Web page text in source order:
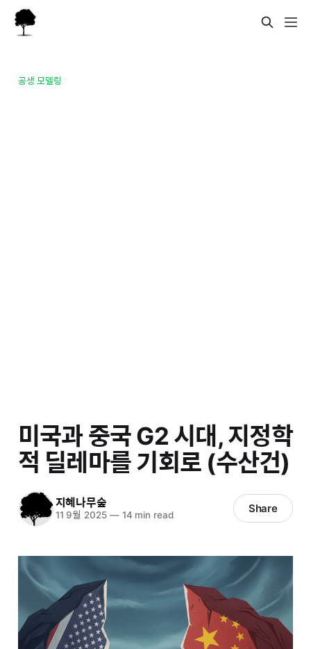
공생 모델링
미국과 중국 G2 시대, 지정학
적 딜레마를 기회로 (수산건)
지혜나무숲
11 9월 2025 —14 min read Share